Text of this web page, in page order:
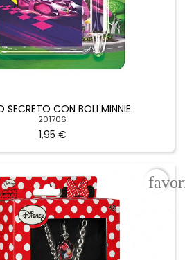
SECRETO CON BOLI MINNIE
201706
1,95 €